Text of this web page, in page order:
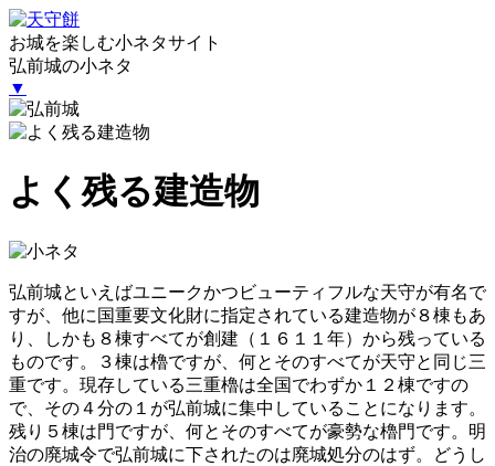
お城を楽しむ小ネタサイト
弘前城の小ネタ
▼
よく残る建造物
弘前城といえばユニークかつビューティフルな天守が有名で
すが、他に国重要文化財に指定されている建造物が８棟もあ
り、しかも８棟すべてが創建（１６１１年）から残っている
ものです。３棟は櫓ですが、何とそのすべてが天守と同じ三
重です。現存している三重櫓は全国でわずか１２棟ですの
で、その４分の１が弘前城に集中していることになります。
残り５棟は門ですが、何とそのすべてが豪勢な櫓門です。明
治の廃城令で弘前城に下されたのは廃城処分のはず。どうし